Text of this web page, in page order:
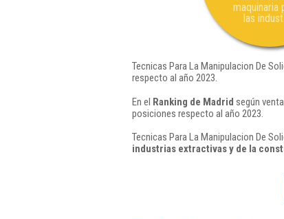
maquinaria
las
Tecnicas Para La Manipulacion De
respecto al año 2023.
En el Ranking de Madrid según
posiciones respecto al año 2023.
Tecnicas Para La Manipulacion De
industrias extractivas y de la